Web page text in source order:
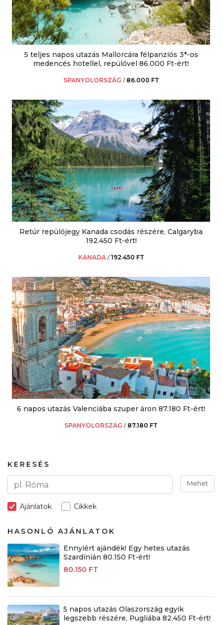
5 teljes napos utazás Mallorcára félpanziós 3*-os
medencés hotellel, repülővel 86.000 Ft-ért!
SPANYOLORSZÁG / 86.000 FT
Retúr repülőjegy Kanada csodás részére, Calgaryba
192.450 Ft-ért!
KANADA /192.450 FT
6 napos utazás Valenciába szuper áron 87.180 Ft-ért!
SPANYOLORSZÁG / 87.180 FT
KERESÉS
Mehet
Ajánlatok Cikkek
HASONLÓ AJÁNLATOK
Ennyiért ajándék! Egy hetes utazás
Szardínián 80.150 Ft-ért!
80.150 FT
5 napos utazás Olaszország egyik
legszebb részére, Pugliába 82.450 Ft-ért!